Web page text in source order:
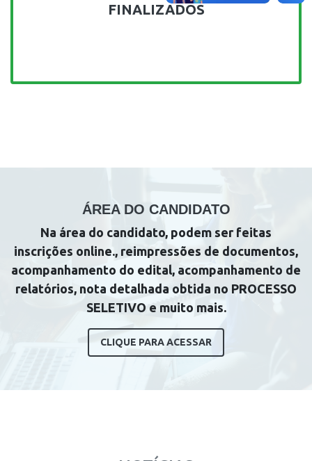
FINALIZADOS
ÁREA DO CANDIDATO
Na área do candidato, podem ser feitas
inscrições online., reimpressões de documentos,
acompanhamento do edital, acompanhamento de
relatórios, nota detalhada obtida no PROCESSO
SELETIVO e muito mais.
CLIQUE PARA ACESSAR